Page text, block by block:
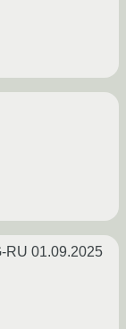
RU 01.09.2025